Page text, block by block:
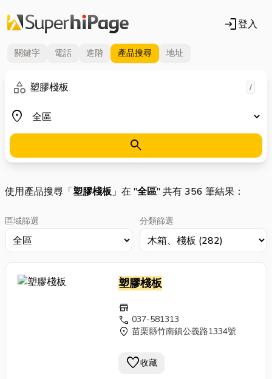
login登入
關鍵字 電話 進階 產品搜尋 地址
category
關鍵字 /
place
地區
search
使用產品搜尋「塑膠棧板」在 "全區" 共有 356 筆結果：
區域篩選 分類篩選
塑膠棧板
store
call 037-581313
location_on 苗栗縣竹南鎮公義路1334號
favorite收藏